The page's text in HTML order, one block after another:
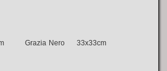
Grazia Nero 33x33cm